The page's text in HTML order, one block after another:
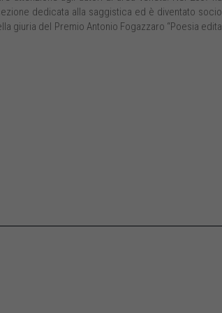
dedicata alla saggistica ed è diventato socio
giuria del Premio Antonio Fogazzaro “Poesia edita